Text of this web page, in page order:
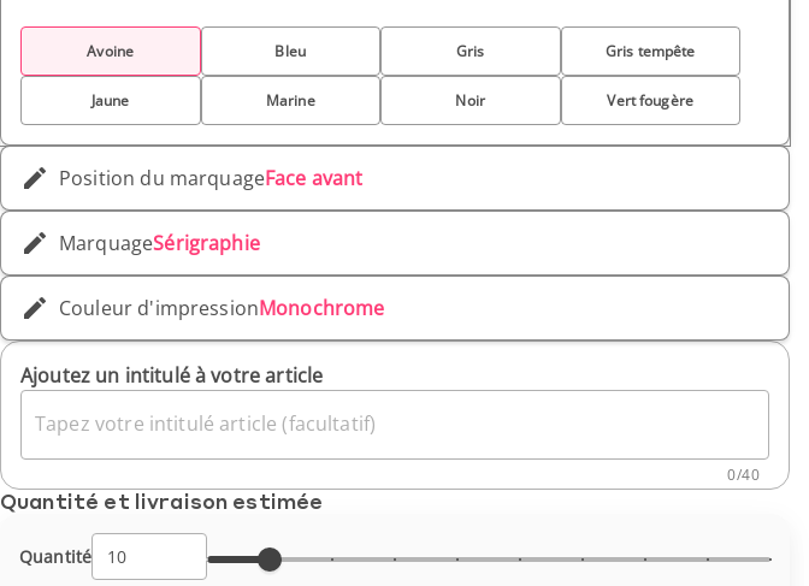
Avoine Bleu Gris Gris tempête
Jaune Marine Noir Vert fougère
Position du marquageFace avant
MarquageSérigraphie
Couleur d'impressionMonochrome
Ajoutez un intitulé à votre article
Tapez votre intitulé article (facultatif)
0/40
Quantité et livraison estimée
Quantité